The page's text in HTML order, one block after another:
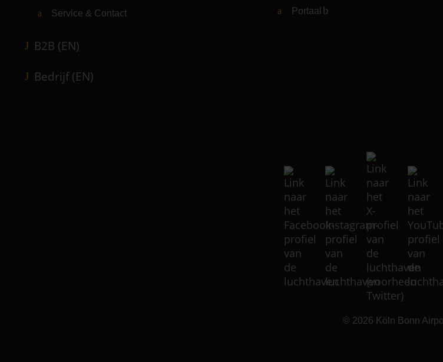
Service & Contact
B2B (EN)
Bedrijf (EN)
Portaal (Link naar externe website)
© 2026 Köln Bonn